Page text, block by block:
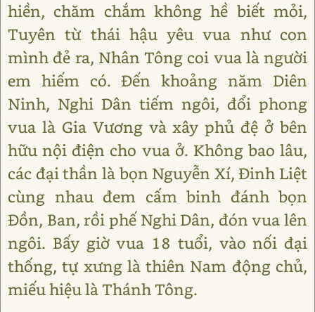
hiền, chăm chắm không hề biết mỏi,
Tuyên từ thái hậu yêu vua như con
mình đẻ ra, Nhân Tông coi vua là người
em hiếm có. Đến khoảng năm Diên
Ninh, Nghi Dân tiếm ngôi, đổi phong
vua là Gia Vương và xây phủ đệ ở bên
hữu nội điện cho vua ở. Không bao lâu,
các đại thần là bọn Nguyễn Xí, Đinh Liệt
cùng nhau đem cấm binh đánh bọn
Đồn, Ban, rồi phế Nghi Dân, đón vua lên
ngôi. Bấy giờ vua 18 tuổi, vào nối đại
thống, tự xưng là thiên Nam động chủ,
miếu hiệu là Thánh Tông.